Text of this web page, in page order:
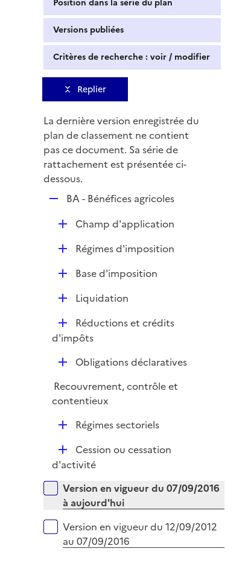
Position dans la série du plan
Versions publiées
Critères de recherche : voir / modifier
Replier
La dernière version enregistrée du
plan de classement ne contient
pas ce document. Sa série de
rattachement est présentée ci-
dessous.
p
l
i
e
BA - Bénéfices agricoles
DChamp d'application
D
r
Régimes d'imposition
D
e
Base d'imposition
D
l
r
Liquidation
D
é
e
r
Réductions et crédits
d'impôts
D
p
l
Obligations déclaratives
Recouvrement, contrôle et
contentieux
D
l
i
e
r
Régimes sectoriels
D
é
l
i
e
Cession ou cessation
d'activité
Versions sur la période
Version en vigueur du 07/09/2016
à aujourd'hui
Version en vigueur du 12/09/2012
au 07/09/2016